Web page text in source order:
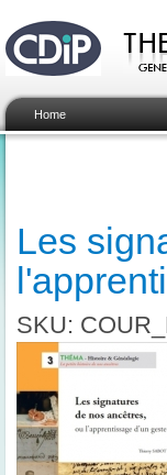
Home
Les
SKU: